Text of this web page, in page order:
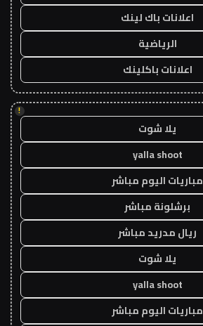
اعلانات باك لينك
الرياضية
اعلانات باكلينك
!
يلا شوت
yalla shoot
مباريات اليوم مباشر
برشلونة مباشر
ريال مدريد مباشر
يلا شوت
yalla shoot
مباريات اليوم مباشر